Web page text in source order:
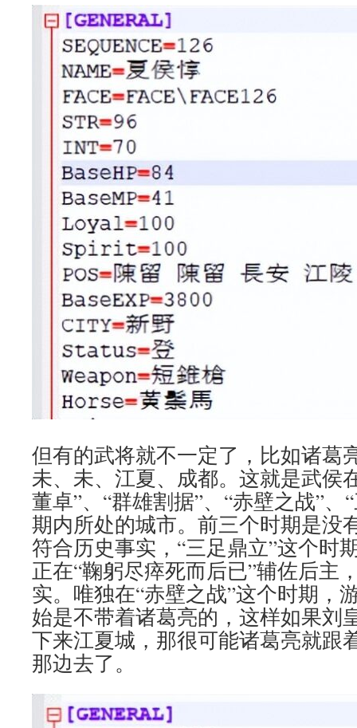
但有的武将就不一定了，比如诸葛
未、未、江夏、成都。这就是武侯
董卓”、“群雄割据”、“赤壁之战”、
期内所处的城市。前三个时期是没
符合历史事实，“三足鼎立”这个时
正在“鞠躬尽瘁死而后已”辅佐后主
实。唯独在“赤壁之战”这个时期，
始是不带着诸葛亮的，这样如果刘
下来江夏城，那很可能诸葛亮就跟
那边去了。